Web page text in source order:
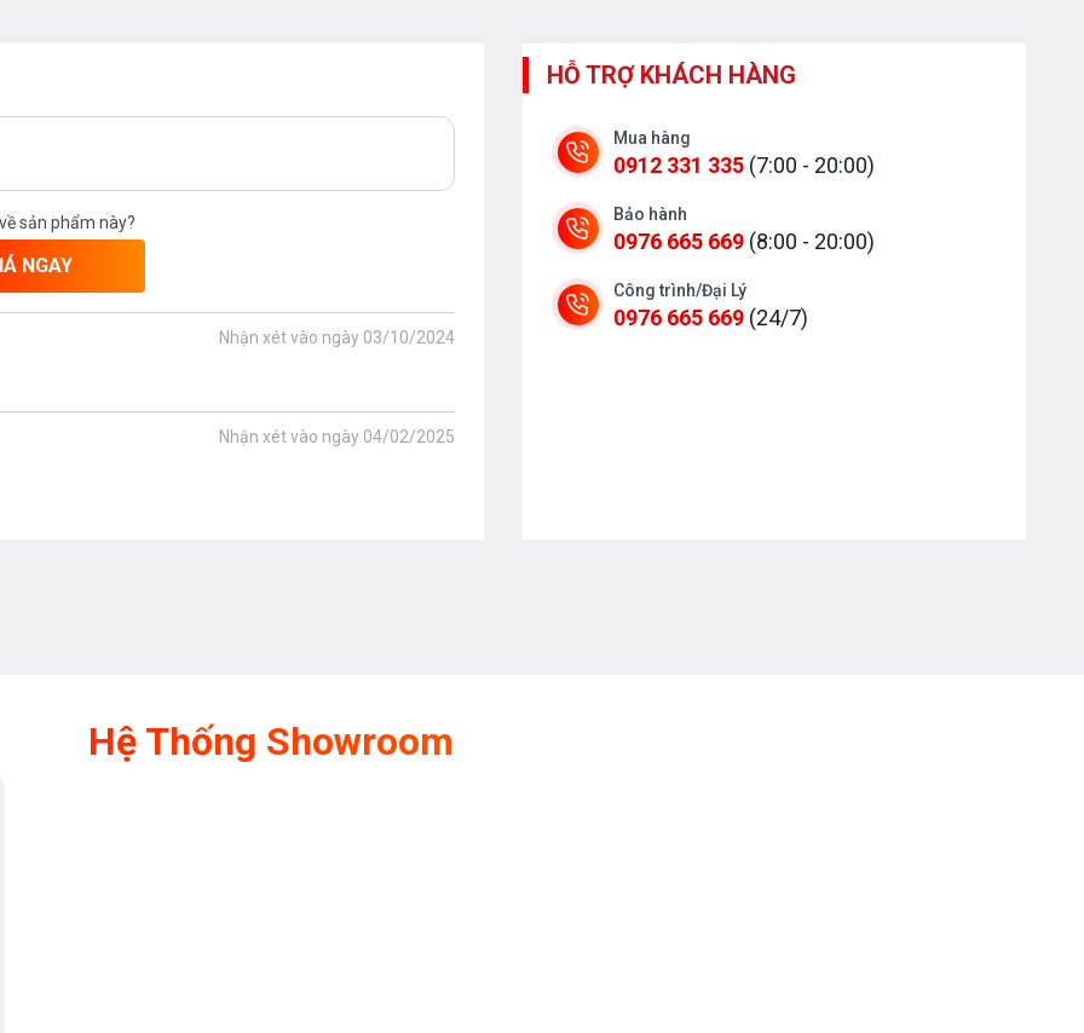
sản phẩm này?
NGAY
Nhận xét vào ngày 03/10/2024
Nhận xét vào ngày 04/02/2025
HỖ TRỢ KHÁCH HÀNG
Mua hàng
0912 331 335 (7:00 - 20:00)
Bảo hành
0976 665 669 (8:00 - 20:00)
Công trình/Đại Lý
0976 665 669 (24/7)
Hệ Thống Showroom